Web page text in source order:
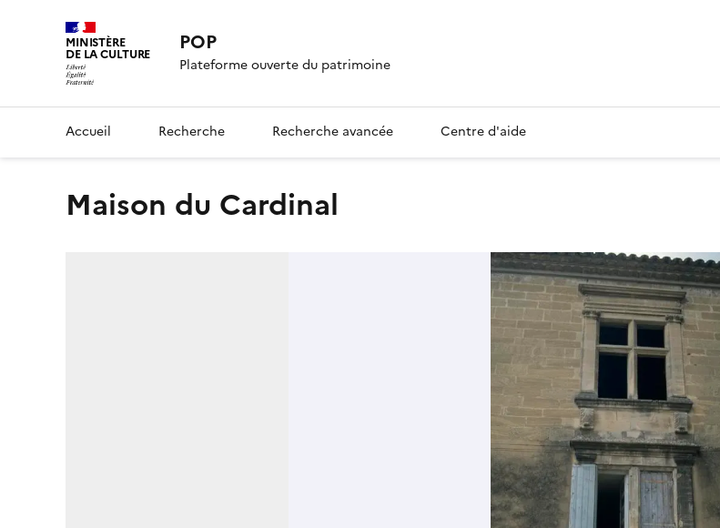
MINISTÈRE
DE LA CULTURE POP
Plateforme ouverte du patrimoine
Accueil Recherche Recherche avancée Centre d'aide
maison du Cardinal